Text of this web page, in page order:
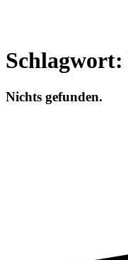
Schlagwort:
Nichts gefunden.